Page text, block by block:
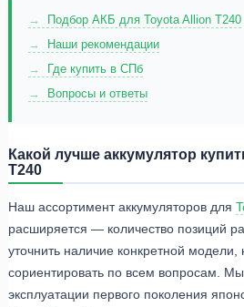
Подбор АКБ для Toyota Allion T240
Наши рекомендации
Где купить в СПб
Вопросы и ответы
Какой лучше аккумулятор
T240
Наш ассортимент аккумуляторов для
расширяется — количество позиций
уточнить наличие конкретной
сориентировать по всем вопросам.
эксплуатации первого поколения